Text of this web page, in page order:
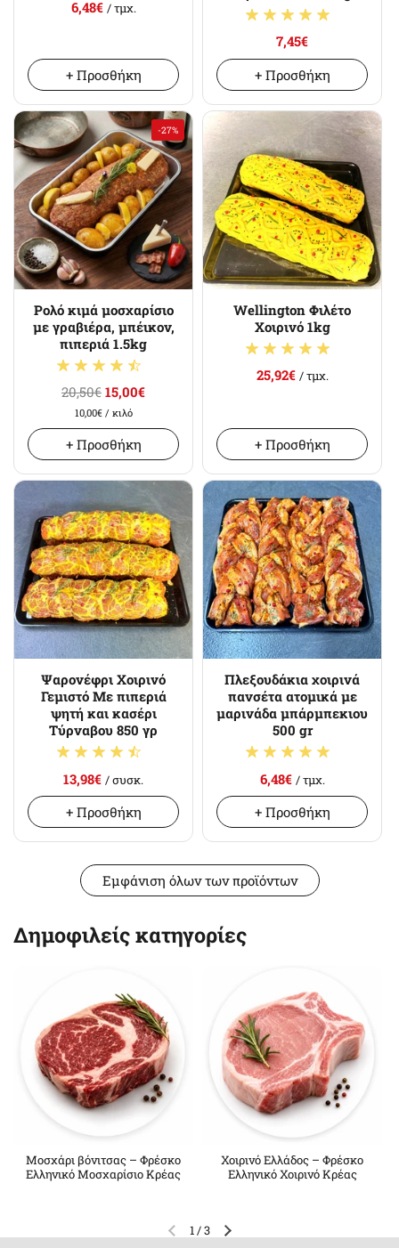
6,48€ / τμχ.
+ Προσθήκη
7,45€
+ Προσθήκη
Ρολό κιμά μοσχαρίσιο
με γραβιέρα, μπέικον,
πιπεριά 1.5kg
20,50€ 15,00€
10,00€ / κιλό
+ Προσθήκη
-27%
Wellington Φιλέτο
Χοιρινό 1kg
25,92€ / τμχ.
+ Προσθήκη
Ψαρονέφρι Χοιρινό
Γεμιστό Με πιπεριά
ψητή και κασέρι
Τύρναβου 850 γρ
13,98€ / συσκ.
+ Προσθήκη
Πλεξουδάκια χοιρινά
πανσέτα ατομικά με
μαρινάδα μπάρμπεκιου
500 gr
6,48€ / τμχ.
+ Προσθήκη
Εμφάνιση όλων των προϊόντων
Δημοφιλείς κατηγορίες
Μοσχάρι βόνιτσας – Φρέσκο
Ελληνικό Μοσχαρίσιο Κρέας
Χοιρινό Ελλάδος – Φρέσκο
Ελληνικό Χοιρινό Κρέας
1/3